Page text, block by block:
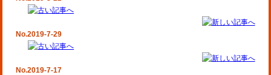
No.2019-7-29
No.2019-7-17